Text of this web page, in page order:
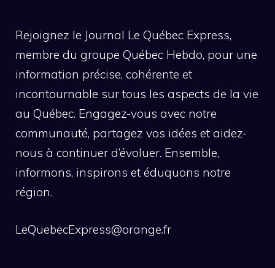
Rejoignez le Journal Le Québec Express,
membre du groupe Québec Hebdo, pour une
information précise, cohérente et
incontournable sur tous les aspects de la vie
au Québec. Engagez-vous avec notre
communauté, partagez vos idées et aidez-
nous à continuer d’évoluer. Ensemble,
informons, inspirons et éduquons notre
région.
LeQuebecExpress@orange.fr